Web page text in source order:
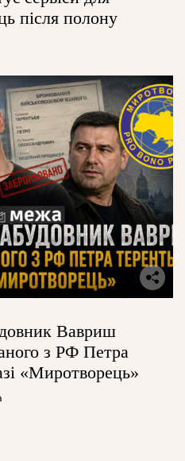
після полону
Вавриш
з РФ Петра
«Миротворець»